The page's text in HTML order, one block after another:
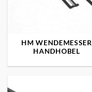
HM WENDEMESSER
HANDHOBEL